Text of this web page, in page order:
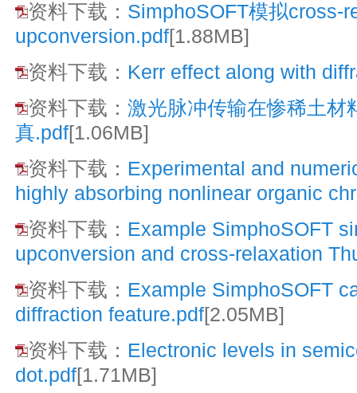
资料下载： SimphoSOFT模拟cross-
upconversion.pdf[1.88MB]
资料下载： Kerr effect along with
资料下载： 激光脉冲传输在惨稀土材
真.pdf[1.06MB]
资料下载： Experimental and
highly absorbing nonlinear organic
资料下载： Example SimphoSOFT
upconversion and cross-relaxation
资料下载： Example SimphoSOFT
diffraction feature.pdf[2.05MB]
资料下载： Electronic levels in
dot.pdf[1.71MB]